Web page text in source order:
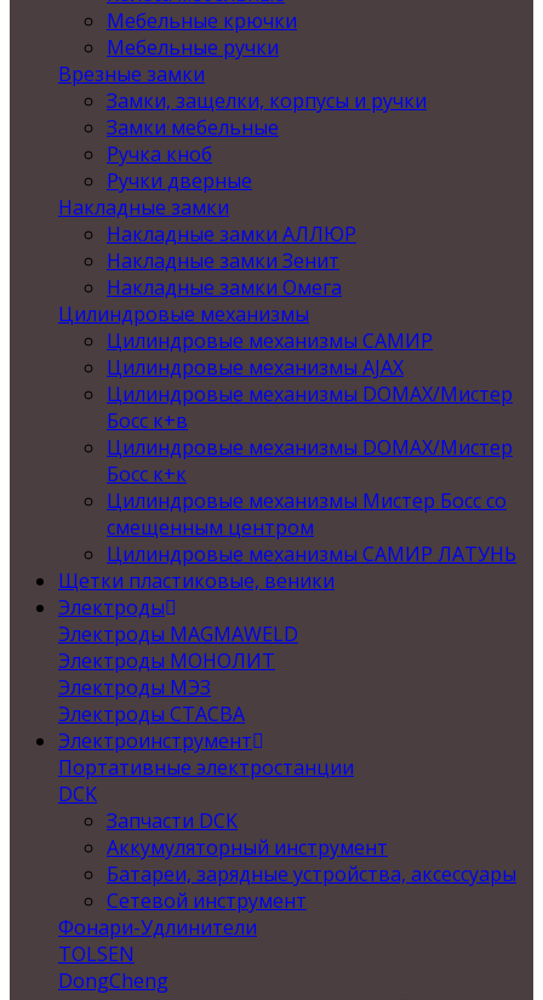
Мебельные крючки
Мебельные ручки
Врезные замки
Замки, защелки, корпусы и ручки
Замки мебельные
Ручка кноб
Ручки дверные
Накладные замки
Накладные замки АЛЛЮР
Накладные замки Зенит
Накладные замки Омега
Цилиндровые механизмы
Цилиндровые механизмы САМИР
Цилиндровые механизмы AJAX
Цилиндровые механизмы DOMAX/Мистер
Босс к+в
Цилиндровые механизмы DOMAX/Мистер
Босс к+к
Цилиндровые механизмы Мистер Босс со
смещенным центром
Цилиндровые механизмы САМИР ЛАТУНЬ
Щетки пластиковые, веники
Электроды
Электроды MAGMAWELD
Электроды МОНОЛИТ
Электроды МЭЗ
Электроды СТАСВА
Электроинструмент
Портативные электростанции
DCK
Запчасти DCK
Аккумуляторный инструмент
Батареи, зарядные устройства, аксессуары
Сетевой инструмент
Фонари-Удлинители
TOLSEN
DongCheng